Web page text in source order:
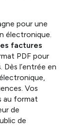
pour une
électronique.
factures
PDF pour
l’entrée en
Vos
au format
de
de